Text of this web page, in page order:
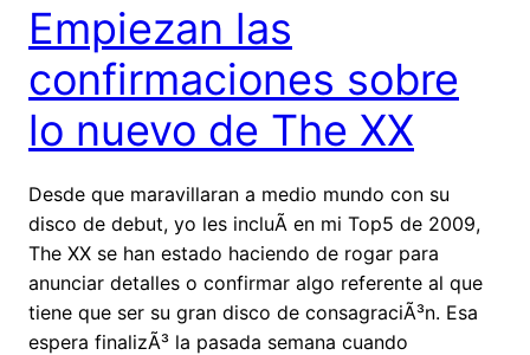
Empiezan las
confirmaciones sobre
lo nuevo de The XX
Desde que maravillaran a medio mundo con su
disco de debut, yo les incluÃ­ en mi Top5 de 2009,
The XX se han estado haciendo de rogar para
anunciar detalles o confirmar algo referente al que
tiene que ser su gran disco de consagraciÃ³n. Esa
espera finalizÃ³ la pasada semana cuando